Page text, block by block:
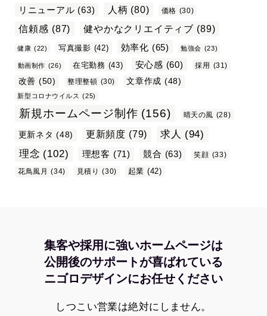
リニューアル (63) 人柄 (80) 価格 (30)
信頼感 (87) 健やかなクリエイティブ (89)
健康 (22) 写真撮影 (42) 効率化 (65) 勉強会 (23)
動画制作 (26) 在宅勤務 (43) 安心感 (60) 採用 (31)
改善 (50) 整理整頓 (30) 文章作成 (48)
新型コロナウイルス (25)
新規ホームページ制作 (156) 晴天の風 (28)
更新ネタ (48) 更新頻度 (79) 求人 (94)
理念 (102) 理想客 (71) 競合 (63) 笑顔 (33)
花鳥風月
(34) 見積り (30) 起業 (42)
集客や採用に強いホームページは
公開後のサポートが喜ばれている
ニゴロデザインにお任せください
しつこい営業は絶対にしません。